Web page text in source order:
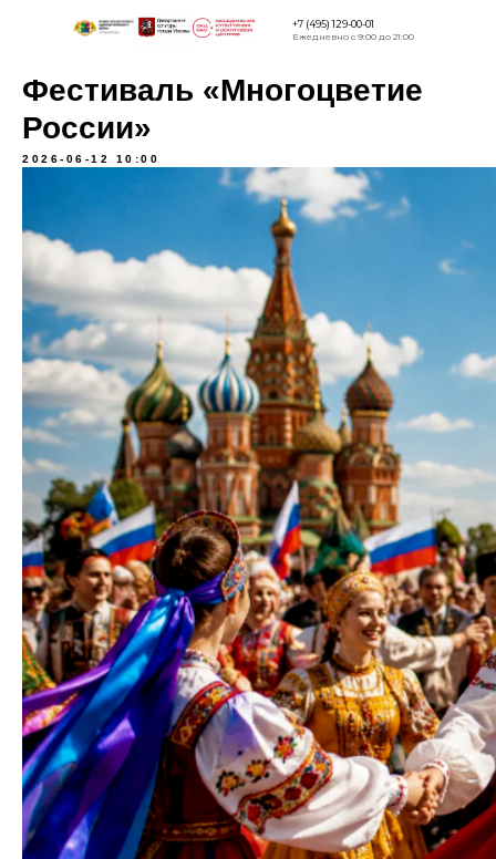
+7 (495) 129-00-01
Ежедневно с 9:00 до 21:00
Фестиваль «Многоцветие
России»
2026-06-12 10:00